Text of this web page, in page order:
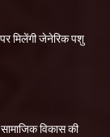
मिलेंगी जेनेरिक पशु
विकास की